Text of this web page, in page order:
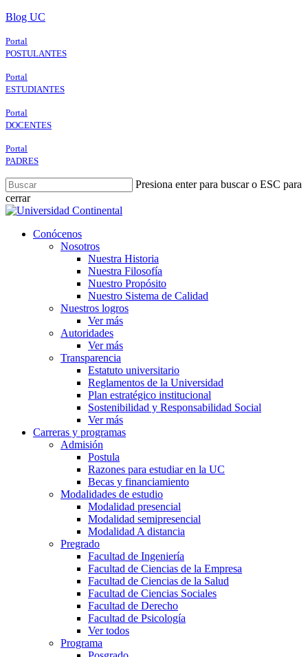
Skip
main
content
Blog UC
Portal
POSTULANTES
Portal
ESTUDIANTES
Portal
DOCENTES
Portal
PADRES
Presiona enter para buscar o ESC para
cerrar
Close
search
Menu
Conócenos
Nosotros
Nuestra Historia
Nuestra Filosofía
Nuestro Propósito
Nuestro Sistema de Calidad
Nuestros logros
Ver más
Autoridades
Ver más
Transparencia
Estatuto universitario
Reglamentos de la Universidad
Plan estratégico institucional
Sostenibilidad y Responsabilidad Social
Ver más
Carreras y programas
Admisión
Postula
Razones para estudiar en la UC
Becas y financiamiento
Modalidades de estudio
Modalidad presencial
Modalidad semipresencial
Modalidad A distancia
Pregrado
Facultad de Ingeniería
Facultad de Ciencias de la Empresa
Facultad de Ciencias de la Salud
Facultad de Ciencias Sociales
Facultad de Derecho
Facultad de Psicología
Ver todos
Programa